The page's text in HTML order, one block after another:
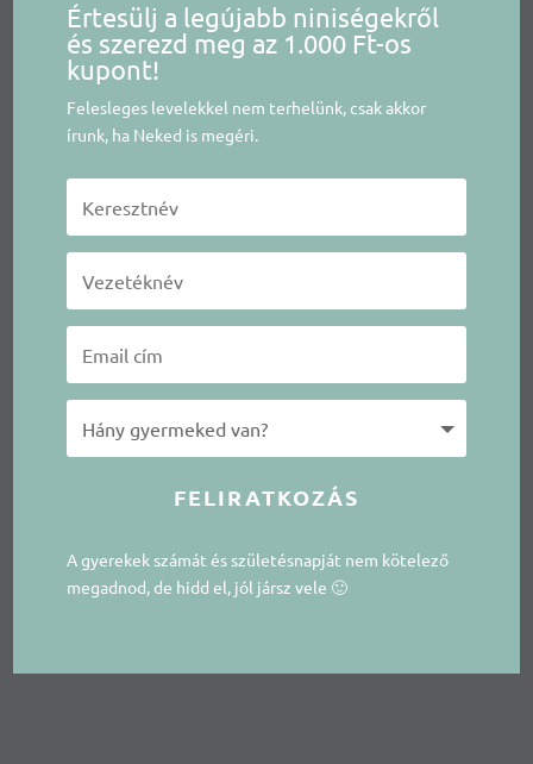
Értesülj a legújabb niniségekről
és szerezd meg az 1.000 Ft-os
kupont!
Felesleges levelekkel nem terhelünk, csak akkor
írunk, ha Neked is megéri.
FELIRATKOZÁS
A gyerekek számát és születésnapját nem kötelező
megadnod, de hidd el, jól jársz vele 🙂